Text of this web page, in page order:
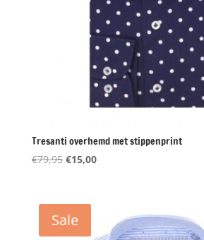
Tresanti overhemd met stippenprint
€79,95 Oorspronkelijke
€79,95.
€15,00Huidige
Sale